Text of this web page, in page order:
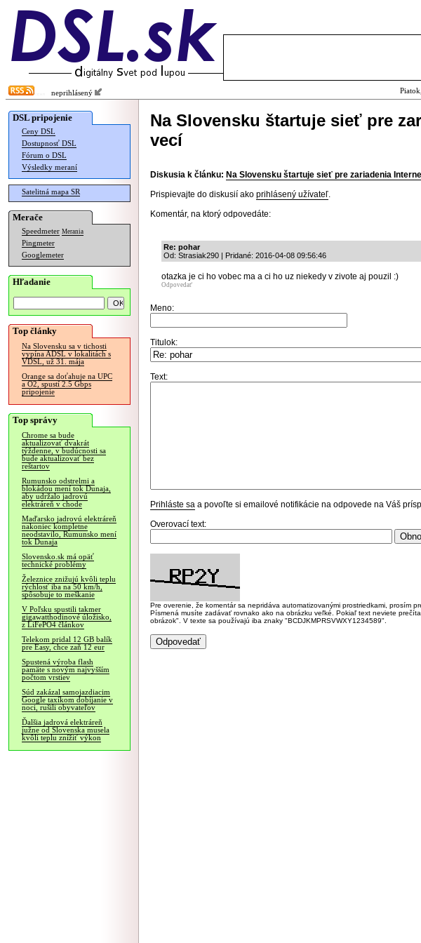
neprihlásený
DSL pripojenie
Ceny DSL
Dostupnosť DSL
Fórum o DSL
Výsledky meraní
Satelitná mapa SR
Merače
Speedmeter Merania
Pingmeter
Googlemeter
Hľadanie
Top články
Na Slovensku sa v tichosti
vypína ADSL v lokalitách s
VDSL, už 31. mája
Orange sa doťahuje na UPC
a O2, spustí 2.5 Gbps
pripojenie
Top správy
Chrome sa bude
aktualizovať dvakrát
týždenne, v budúcnosti sa
bude aktualizovať bez
reštartov
Rumunsko odstrelmi a
blokádou mení tok Dunaja,
aby udržalo jadrovú
elektráreň v chode
Maďarsko jadrovú elektráreň
nakoniec kompletne
neodstavilo, Rumunsko mení
tok Dunaja
Slovensko.sk má opäť
technické problémy
Železnice znižujú kvôli teplu
rýchlosť iba na 50 km/h,
spôsobuje to meškanie
V Poľsku spustili takmer
gigawatthodinové úložisko,
z LiFePO4 článkov
Telekom pridal 12 GB balík
pre Easy, chce zaň 12 eur
Spustená výroba flash
pamäte s novým najvyšším
počtom vrstiev
Súd zakázal samojazdiacim
Google taxíkom dobíjanie v
noci, rušili obyvateľov
Ďalšia jadrová elektráreň
južne od Slovenska musela
kvôli teplu znížiť výkon
Na Slovensku štartuje sieť pre
vecí
Diskusia k článku: Na Slovensku štartuje sieť pre zariadenia
Prispievajte do diskusií ako prihlásený užívateľ.
Komentár, na ktorý odpovedáte:
Re: pohar
Od: Strasiak290 | Pridané: 2016-04-08 09:56:46
otazka je ci ho vobec ma a ci ho uz niekedy v zivote aj pouzil :)
Odpovedať
Meno:
Titulok:
Text:
Prihláste sa a povoľte si emailové notifikácie na odpovede na Váš
Overovací text:
Pre overenie, že komentár sa nepridáva automatizovanými prostriedkami, prosím
Písmená musíte zadávať rovnako ako na obrázku veľké. Pokiaľ text neviete
obrázok". V texte sa používajú iba znaky "BCDJKMPRSVWXY1234589".